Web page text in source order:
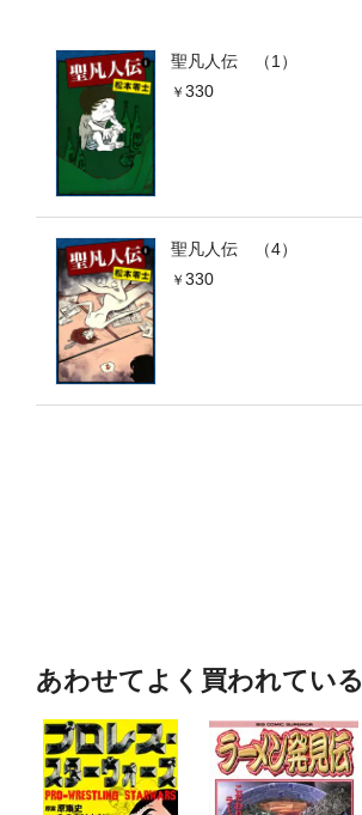
聖凡人伝 （1）
330
聖凡人伝 （4）
330
あわせてよく買われてい